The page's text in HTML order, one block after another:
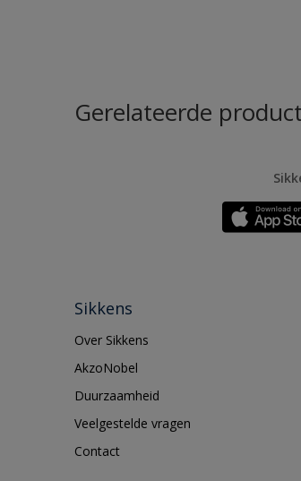
Gerelateerde
Sikkens
Over Sikkens
AkzoNobel
Duurzaamheid
Veelgestelde vragen
Contact